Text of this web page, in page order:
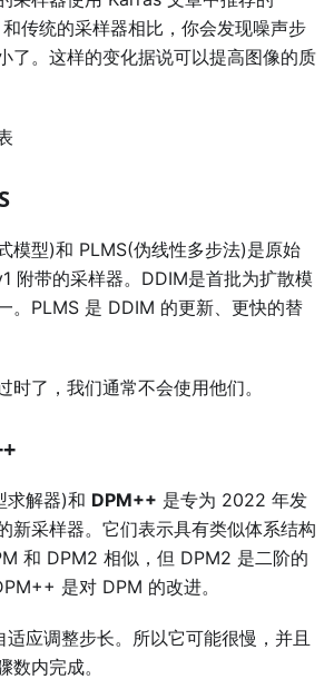
和传统的采样器相比，你会发现噪声步
了。这样的变化据说可以提高图像的质
模型)和 PLMS(伪线性多步法)是原始
附带的采样器。DDIM是首批为扩散模
。PLMS 是 DDIM 的更新、更快的替
时了，我们通常不会使用他们。
求解器)和 DPM++ 是专为 2022 年发
新采样器。它们表示具有类似体系结构
和 DPM2 相似，但 DPM2 是二阶的
是对 DPM 的改进。
应调整步长。所以它可能很慢，并且
数内完成。